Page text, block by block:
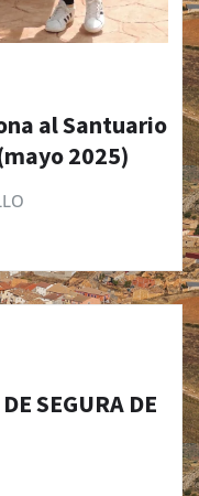
al Santuario
2025)
SEGURA DE